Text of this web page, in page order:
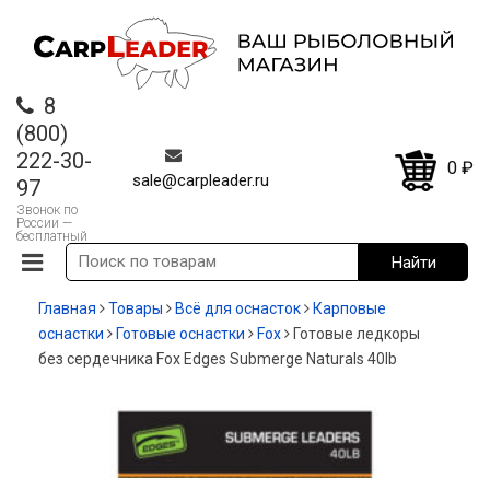
8
(800)
222-30-
97
Звонок по
России —
бесплатный
sale@carpleader.ru
0 ₽
Главная Товары Всё для оснасток
Карповые
оснастки
Готовые оснастки Fox
Готовые ледкоры
без сердечника Fox Edges Submerge Naturals 40lb